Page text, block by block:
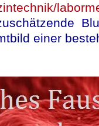
mit dem
Konzentration
kann.
einer